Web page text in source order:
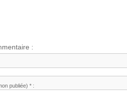
:
publiée) * :